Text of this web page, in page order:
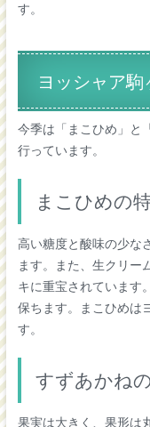
す。
ヨッシャア
今季は「まこひめ」と
行っています。
まこひめの
高い糖度と酸味の少な
ます。また、生クリ
キに重宝されています
保ちます。まこひめは
す。
すずあかね
果実は大きく、果形は